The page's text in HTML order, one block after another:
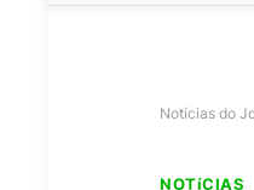
Notícias do
NOTíCIAS